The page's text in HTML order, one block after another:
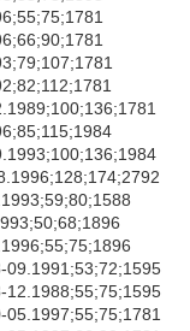
09.1991;53;72;1595
12.1988;55;75;1595
05.1997;55;75;1781